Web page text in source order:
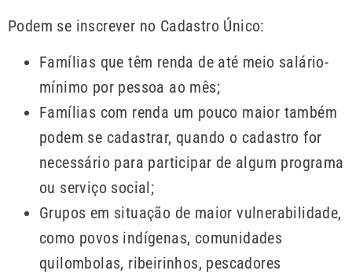
Podem se inscrever no Cadastro Único:
Famílias que têm renda de até meio salário-
mínimo por pessoa ao mês;
Famílias com renda um pouco maior também
podem se cadastrar, quando o cadastro for
necessário para participar de algum programa
ou serviço social;
Grupos em situação de maior vulnerabilidade,
como povos indígenas, comunidades
quilombolas, ribeirinhos, pescadores